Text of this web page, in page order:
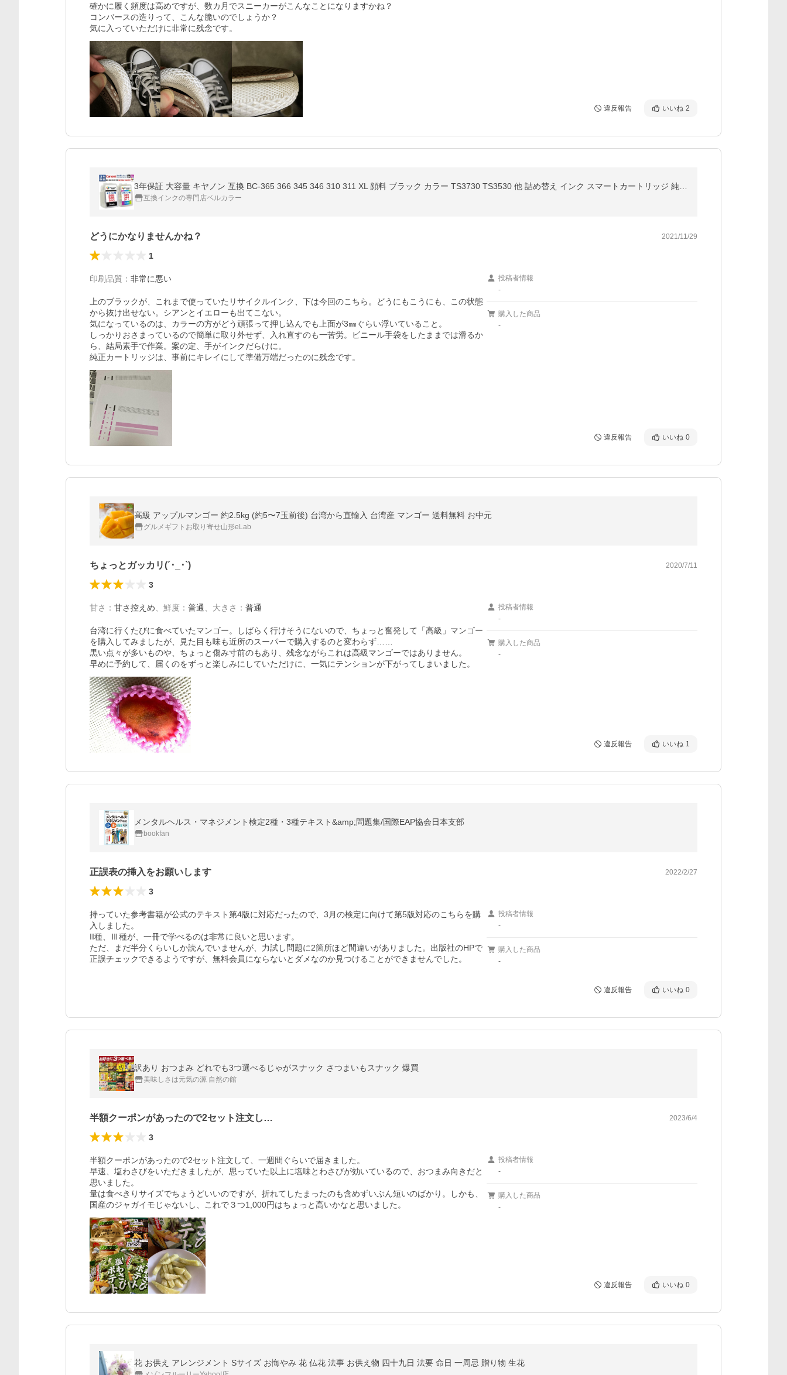
確かに履く頻度は高めですが、数カ月でスニーカーがこんなことになりますかね？
コンバースの造りって、こんな脆いのでしょうか？
違反報告 いいね 2
互換インクの専門店ベルカラー
どうにかなりませんかね？ 2021/11/29
1
印刷品質 ： 非常に悪い
上のブラックが、これまで使っていたリサイクルインク、下は今回のこちら。どうにもこうにも、この状態
から抜け出せない。シアンとイエローも出てこない。
気になっているのは、カラーの方がどう頑張って押し込んでも上面が3㎜ぐらい浮いていること。
しっかりおさまっているので簡単に取り外せず、入れ直すのも一苦労。ビニール手袋をしたままでは滑るか
ら、結局素手で作業。案の定、手がインクだらけに。
純正カートリッジは、事前にキレイにして準備万端だったのに残念です。
投稿者情報
-
購入した商品
-
違反報告 いいね 0
高級 アップルマンゴー 約2.5kg (約5〜7玉前後) 台湾から直輸入 台湾産 マンゴー 送料無料 お中元
グルメギフトお取り寄せ山形eLab
ちょっとガッカリ(´･_･`) 2020/7/11
3
甘さ ： 甘さ控えめ 鮮度 ： 普通 大きさ ： 普通
台湾に行くたびに食べていたマンゴー。しばらく行けそうにないので、ちょっと奮発して「高級」マンゴー
を購入してみましたが、見た目も味も近所のスーパーで購入するのと変わらず……
黒い点々が多いものや、ちょっと傷み寸前のもあり、残念ながらこれは高級マンゴーではありません。
早めに予約して、届くのをずっと楽しみにしていただけに、一気にテンションが下がってしまいました。
投稿者情報
-
購入した商品
-
違反報告 いいね 1
メンタルヘルス・マネジメント検定2種・3種テキスト&amp;問題集/国際EAP協会日本支部
bookfan
正誤表の挿入をお願いします 2022/2/27
3
持っていた参考書籍が公式のテキスト第4版に対応だったので、3月の検定に向けて第5版対応のこちらを購
入しました。
II種、Ⅲ種が、一冊で学べるのは非常に良いと思います。
ただ、まだ半分くらいしか読んでいませんが、力試し問題に2箇所ほど間違いがありました。出版社のHPで
正誤チェックできるようですが、無料会員にならないとダメなのか見つけることができませんでした。
投稿者情報
-
購入した商品
-
違反報告 いいね 0
訳あり おつまみ どれでも3つ選べるじゃがスナック さつまいもスナック 爆買
美味しさは元気の源 自然の館
半額クーポンがあったので2セット注文し… 2023/6/4
3
半額クーポンがあったので2セット注文して、一週間ぐらいで届きました。
早速、塩わさびをいただきましたが、思っていた以上に塩味とわさびが効いているので、おつまみ向きだと
思いました。
量は食べきりサイズでちょうどいいのですが、折れてしたまったのも含めずいぶん短いのばかり。しかも、
国産のジャガイモじゃないし、これで３つ1,000円はちょっと高いかなと思いました。
投稿者情報
-
購入した商品
-
違反報告 いいね 0
花 お供え アレンジメント Sサイズ お悔やみ 花 仏花 法事 お供え物 四十九日 法要 命日 一周忌 贈り物 生花